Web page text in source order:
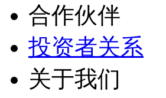
合作伙伴
投资者关系
关于我们